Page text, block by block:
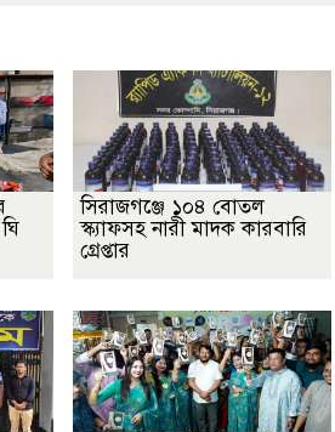
সিরাজগঞ্জে ১০৪ বোতল
স্ক্যাফসহ নারী মাদক কারবারি
গ্রেপ্তার